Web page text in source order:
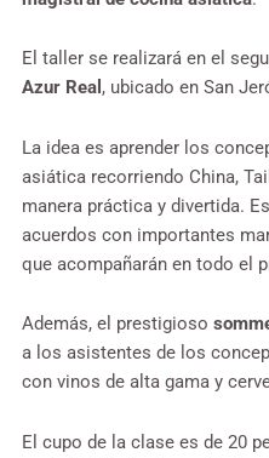
El taller se realizará en el
Azur Real , ubicado en San
La idea es aprender los
asiática recorriendo China,
manera práctica y divertida.
acuerdos con importantes
que acompañarán en todo el
Además, el prestigioso
a los asistentes de los
con vinos de alta gama y
El cupo de la clase es de 20